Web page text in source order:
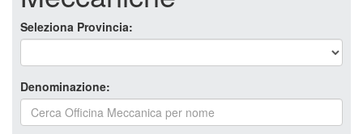
Seleziona Provincia:
Denominazione: